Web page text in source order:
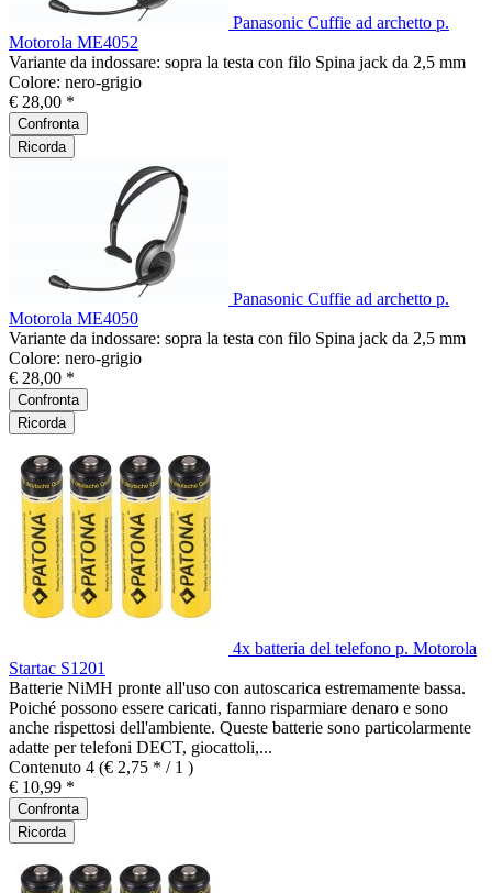
Panasonic Cuffie ad archetto p.
Motorola ME4052
Variante da indossare: sopra la testa con filo Spina jack da 2,5 mm
Colore: nero-grigio
€ 28,00 *
Confronta
Ricorda
Panasonic Cuffie ad archetto p.
Motorola ME4050
Variante da indossare: sopra la testa con filo Spina jack da 2,5 mm
Colore: nero-grigio
€ 28,00 *
Confronta
Ricorda
4x batteria del telefono p. Motorola
Startac S1201
Batterie NiMH pronte all'uso con autoscarica estremamente bassa.
Poiché possono essere caricati, fanno risparmiare denaro e sono
anche rispettosi dell'ambiente. Queste batterie sono particolarmente
adatte per telefoni DECT, giocattoli,...
Contenuto 4 (€ 2,75 * / 1 )
€ 10,99 *
Confronta
Ricorda